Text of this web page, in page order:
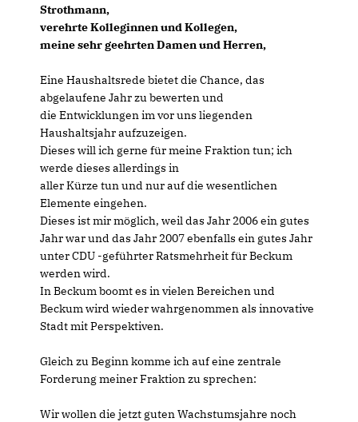
Strothmann,
verehrte Kolleginnen und Kollegen,
meine sehr geehrten Damen und Herren,
Eine Haushaltsrede bietet die Chance, das
abgelaufene Jahr zu bewerten und
die Entwicklungen im vor uns liegenden
Haushaltsjahr aufzuzeigen.
Dieses will ich gerne für meine Fraktion tun; ich
werde dieses allerdings in
aller Kürze tun und nur auf die wesentlichen
Elemente eingehen.
Dieses ist mir möglich, weil das Jahr 2006 ein gutes
Jahr war und das Jahr 2007 ebenfalls ein gutes Jahr
unter CDU -geführter Ratsmehrheit für Beckum
werden wird.
In Beckum boomt es in vielen Bereichen und
Beckum wird wieder wahrgenommen als innovative
Stadt mit Perspektiven.
Gleich zu Beginn komme ich auf eine zentrale
Forderung meiner Fraktion zu sprechen:
Wir wollen die jetzt guten Wachstumsjahre noch